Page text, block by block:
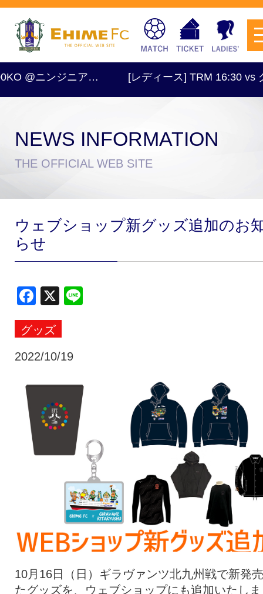
試合日程・結果
スクール
チケットを購入
トップチーム アカデミー
スポンサー グッズ
特設ページ
ンジニア… [レディース] TRM 16:30 vs グランド
NEWS INFORMATION
THE OFFICIAL WEB SITE
ウェブショップ新グッズ追加のお
らせ
Facebook
X
グッズ
2022/10/19
10月16日（日）ギラヴァンツ北九州戦で新発
たグッズを、ウェブショップにも追加いたしま